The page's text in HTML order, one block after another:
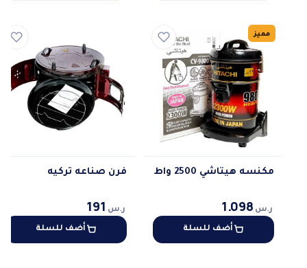
مميز
مكنسه هيتاشي 2500 واط
ر.س 1.098
أضف للسلة
فرن صناعه تركيه
ر.س 191
أضف للسلة